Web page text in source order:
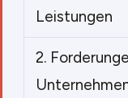
Leistungen
2.